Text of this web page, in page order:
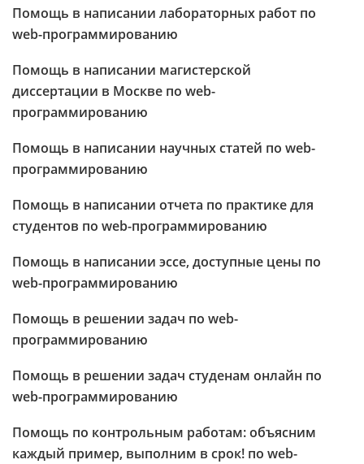
Помощь в написании лабораторных работ по
web-программированию
Помощь в написании магистерской
диссертации в Москве по web-
программированию
Помощь в написании научных статей по web-
программированию
Помощь в написании отчета по практике для
студентов по web-программированию
Помощь в написании эссе, доступные цены по
web-программированию
Помощь в решении задач по web-
программированию
Помощь в решении задач студенам онлайн по
web-программированию
Помощь по контрольным работам: объясним
каждый пример, выполним в срок! по web-